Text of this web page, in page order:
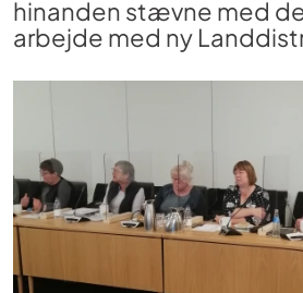
hinanden stævne med
arbejde med ny